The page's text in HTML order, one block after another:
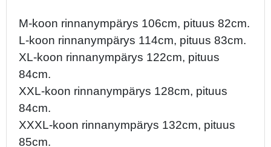
M-koon rinnanympärys 106cm, pituus 82cm.
L-koon rinnanympärys 114cm, pituus 83cm.
XL-koon rinnanympärys 122cm, pituus
84cm.
XXL-koon rinnanympärys 128cm, pituus
84cm.
XXXL-koon rinnanympärys 132cm, pituus
85cm.